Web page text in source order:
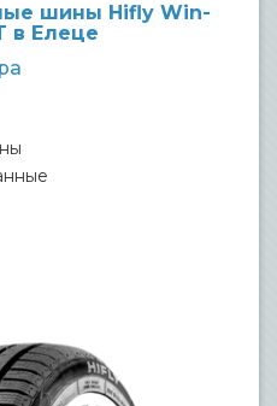
шины Hifly Win-
в Елеце